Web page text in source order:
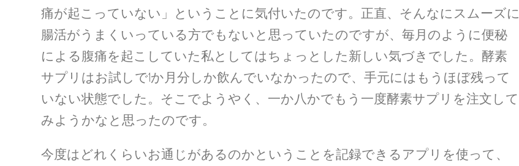
痛が起こっていない」ということに気付いたのです。正直、そんなにスムーズに
腸活がうまくいっている方でもないと思っていたのですが、毎月のように便秘
による腹痛を起こしていた私としてはちょっとした新しい気づきでした。酵素
サプリはお試しで1か月分しか飲んでいなかったので、手元にはもうほぼ残って
いない状態でした。そこでようやく、一か八かでもう一度酵素サプリを注文して
みようかなと思ったのです。
今度はどれくらいお通じがあるのかということを記録できるアプリを使って、